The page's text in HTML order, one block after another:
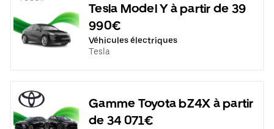
Tesla Model Y à partir de 39
990€
Véhicules électriques
Tesla
Gamme Toyota bZ4X à partir
de 34 071€